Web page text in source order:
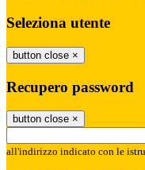
Seleziona utente
button close ×
Recupero password
button close ×
all'indirizzo indicato con le